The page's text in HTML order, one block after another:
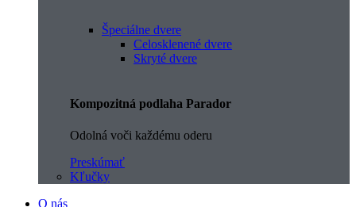
Špeciálne dvere
Celosklenené dvere
Skryté dvere
Kompozitná podlaha Parador
Odolná voči každému oderu
Preskúmať
Kľučky
O nás